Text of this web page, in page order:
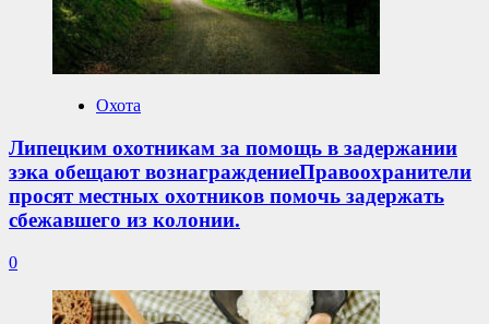
Охота
Липецким охотникам за помощь в задержании
зэка обещают вознаграждениеПравоохранители
просят местных охотников помочь задержать
сбежавшего из колонии.
0